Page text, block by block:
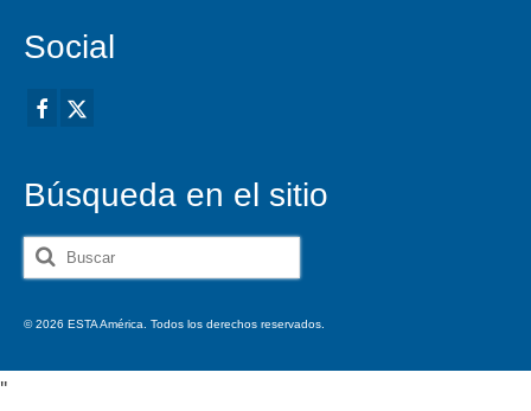
Social
Búsqueda en el sitio
Buscar
por:
© 2026 ESTA América. Todos los derechos reservados.
''